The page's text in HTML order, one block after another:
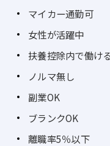
マイカー通勤可
女性が活躍中
扶養控除内で働け
ノルマ無し
副業OK
ブランクOK
離職率5％以下